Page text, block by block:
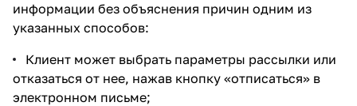
информации без объяснения причин одним из
указанных способов:
Клиент может выбрать параметры рассылки или
отказаться от нее, нажав кнопку «отписаться» в
электронном письме;